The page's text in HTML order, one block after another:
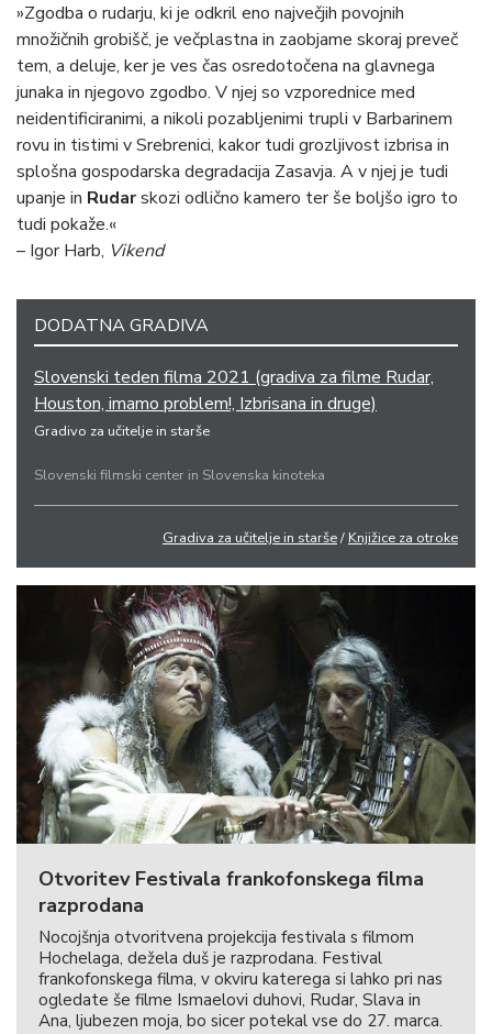
»Zgodba o rudarju, ki je odkril eno največjih povojnih
množičnih grobišč, je večplastna in zaobjame skoraj preveč
tem, a deluje, ker je ves čas osredotočena na glavnega
junaka in njegovo zgodbo. V njej so vzporednice med
neidentificiranimi, a nikoli pozabljenimi trupli v Barbarinem
rovu in tistimi v Srebrenici, kakor tudi grozljivost izbrisa in
splošna gospodarska degradacija Zasavja. A v njej je tudi
upanje in Rudarskozi odlično kamero ter še boljšo igro to
tudi pokaže.«
– Igor Harb, Vikend
DODATNA GRADIVA
Slovenski teden filma 2021 (gradiva za filme Rudar,
Houston, imamo problem!, Izbrisana in druge)
Gradivo za učitelje in starše
Slovenski filmski center in Slovenska kinoteka
Gradiva za učitelje in starše/ Knjižice za otroke
Otvoritev Festivala frankofonskega filma
razprodana
Nocojšnja otvoritvena projekcija festivala s filmom
Hochelaga, dežela duš je razprodana. Festival
frankofonskega filma, v okviru katerega si lahko pri nas
ogledate še filme Ismaelovi duhovi, Rudar, Slava in
Ana, ljubezen moja, bo sicer potekal vse do 27. marca.